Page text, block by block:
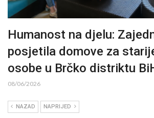
Humanost na djelu:
posjetila domove za
osobe u Brčko distriktu
08/06/2026
NAZAD NAPRIJED